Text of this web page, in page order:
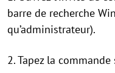
barre de recherche
qu’administrateur).
2. Tapez la